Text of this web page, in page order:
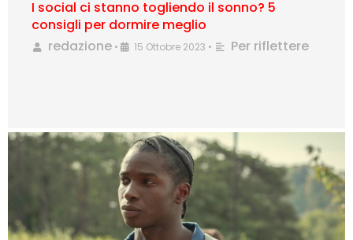
I social ci stanno togliendo il sonno? 5
consigli per dormire meglio
redazione • 15 Ottobre 2023 • Per riflettere